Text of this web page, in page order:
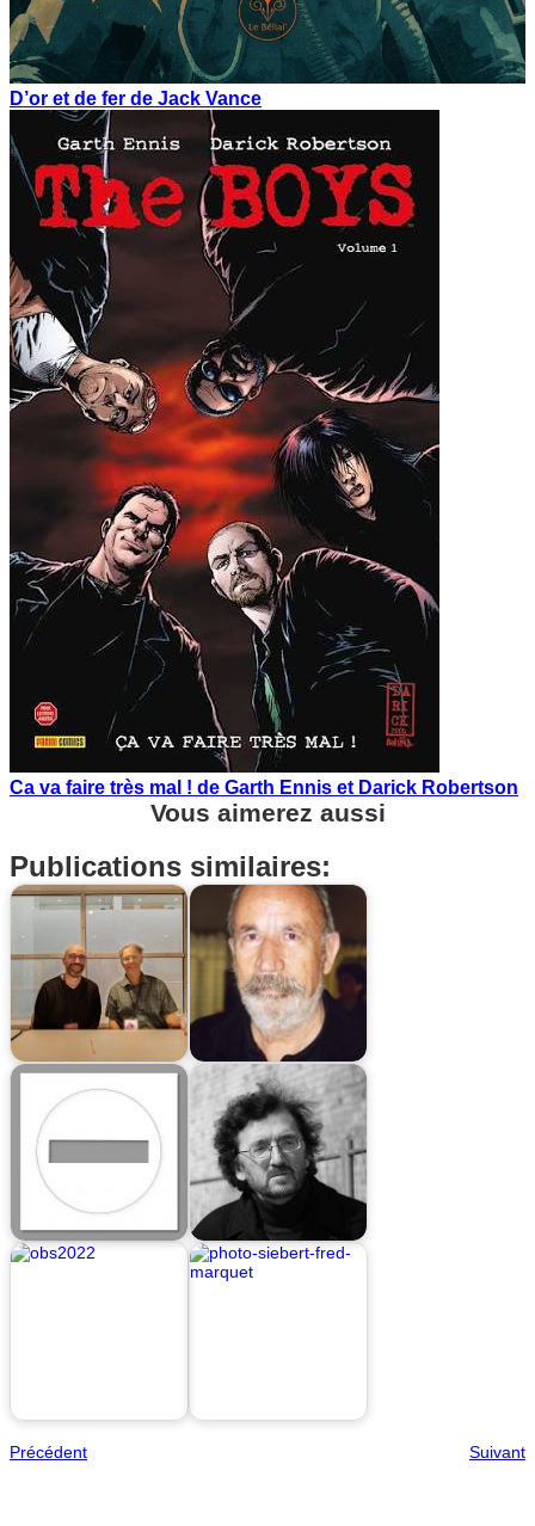
D’or et de fer de Jack Vance
Ca va faire très mal ! de Garth Ennis et Darick Robertson
Vous aimerez aussi
Publications similaires:
Précédent Suivant